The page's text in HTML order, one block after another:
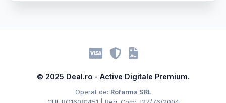
© 2025 Deal.ro - Active Digitale Premium.
Operat de: Rofarma SRL